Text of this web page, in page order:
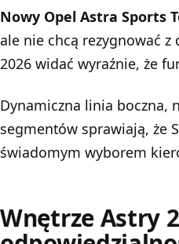
Nowy Opel Astra Sports
ale nie chcą rezygnować
2026 widać wyraźnie, że
Dynamiczna linia boczna,
segmentów sprawiają, że
świadomym wyborem
Wnętrze Astry